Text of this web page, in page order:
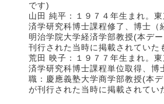
です)
山田 純平：１９７４年生まれ。
済学研究科博士課程修了、博士（
明治学院大学経済学部教授(本デ
刊行された当時に掲載されていた
荒田 映子：１９７７年生まれ。
済学研究科博士課程単位取得、博
職：慶應義塾大学商学部教授(本
が刊行された当時に掲載されてい